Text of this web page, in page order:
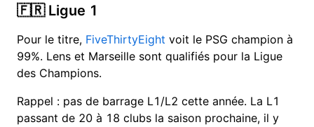
🇫🇷 Ligue 1
Pour le titre, FiveThirtyEight voit le PSG champion à
99%. Lens et Marseille sont qualifiés pour la Ligue
des Champions.
Rappel : pas de barrage L1/L2 cette année. La L1
passant de 20 à 18 clubs la saison prochaine, il y